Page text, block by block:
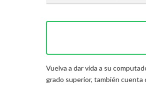
Vuelva a dar vida a su
grado superior, también